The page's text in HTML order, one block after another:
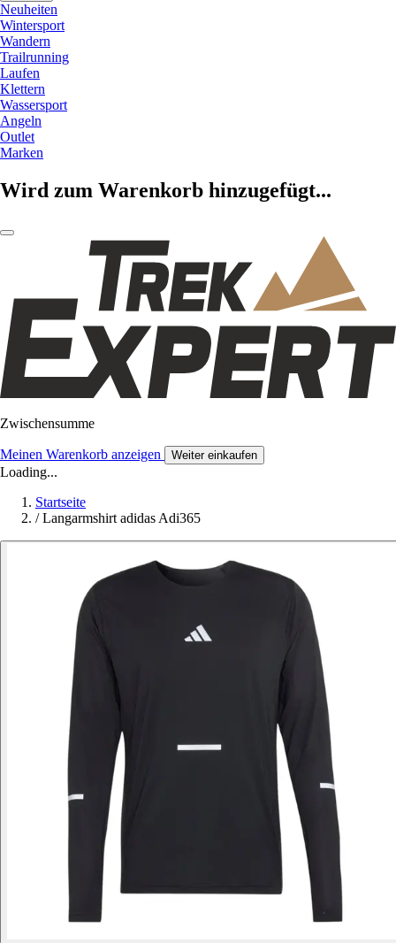
Neuheiten
Wintersport
Wandern
Trailrunning
Laufen
Klettern
Wassersport
Angeln
Outlet
Marken
Wird zum Warenkorb hinzugefügt...
Zwischensumme
Meinen Warenkorb anzeigen Weiter einkaufen
Loading...
Startseite
/ Langarmshirt adidas Adi365